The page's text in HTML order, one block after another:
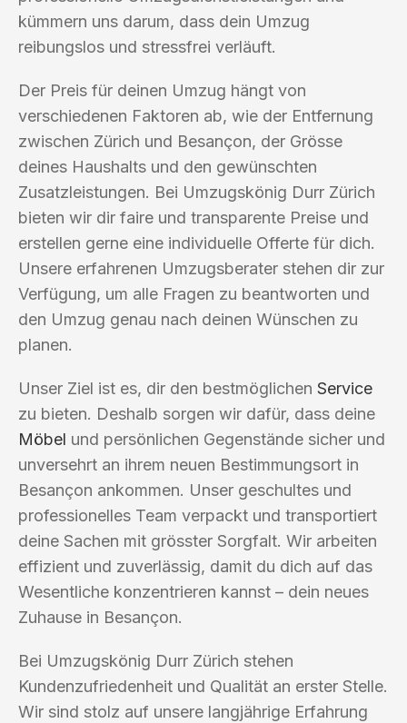
kümmern uns darum, dass dein Umzug
reibungslos und stressfrei verläuft.
Der Preis für deinen Umzug hängt von
verschiedenen Faktoren ab, wie der Entfernung
zwischen Zürich und Besançon, der Grösse
deines Haushalts und den gewünschten
Zusatzleistungen. Bei Umzugskönig Durr Zürich
bieten wir dir faire und transparente Preise und
erstellen gerne eine individuelle Offerte für dich.
Unsere erfahrenen Umzugsberater stehen dir zur
Verfügung, um alle Fragen zu beantworten und
den Umzug genau nach deinen Wünschen zu
planen.
Unser Ziel ist es, dir den bestmöglichen Service
zu bieten. Deshalb sorgen wir dafür, dass deine
Möbel und persönlichen Gegenstände sicher und
unversehrt an ihrem neuen Bestimmungsort in
Besançon ankommen. Unser geschultes und
professionelles Team verpackt und transportiert
deine Sachen mit grösster Sorgfalt. Wir arbeiten
effizient und zuverlässig, damit du dich auf das
Wesentliche konzentrieren kannst – dein neues
Zuhause in Besançon.
Bei Umzugskönig Durr Zürich stehen
Kundenzufriedenheit und Qualität an erster Stelle.
Wir sind stolz auf unsere langjährige Erfahrung